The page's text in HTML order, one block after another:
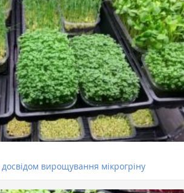
вирощування мікрогріну